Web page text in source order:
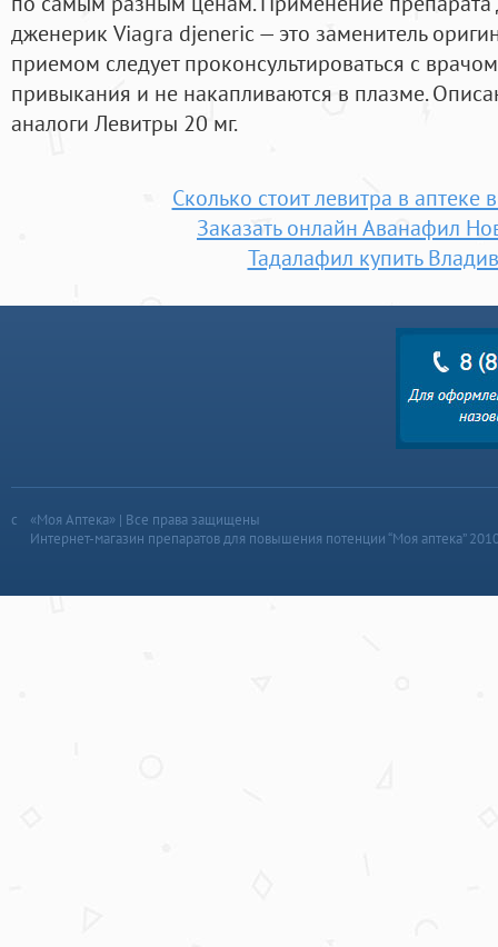
дженерик Viagra djeneric — это заменитель
приемом следует проконсультироваться с
привыкания и не накапливаются в плазме.
аналоги Левитры 20 мг.
Сколько стоит левитра в аптеке
Заказать онлайн Аванафил
Тадалафил купить
«Моя Аптека» | Все права защищены
Интернет-магазин препаратов для повышения потенции “Моя аптека”